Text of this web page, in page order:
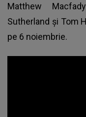
Matthew
Sutherland şi Tom
pe 6 noiembrie.